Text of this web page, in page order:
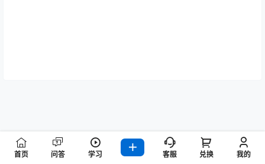
首页 问答 学习 客服 兑换 我的